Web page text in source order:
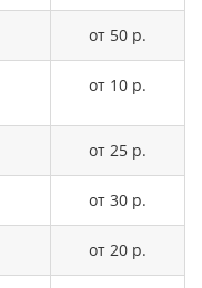
от 50 р.
от 10 р.
от 25 р.
от 30 р.
от 20 р.